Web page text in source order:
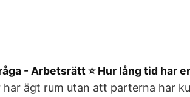
- Arbetsrätt ⭐️ Hur lång tid har
ägt rum utan att parterna har